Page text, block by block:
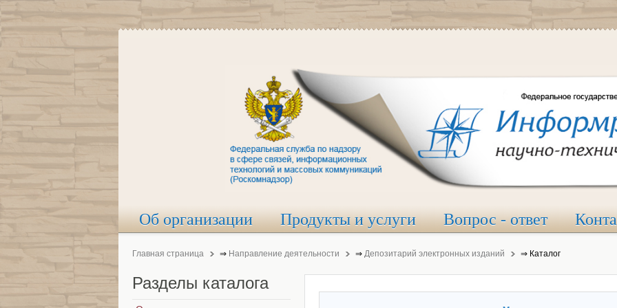
Об организации Продукты и услуги Вопрос - ответ
Главная страница ⇒ Направление деятельности ⇒ Депозитарий электронных изданий ⇒ Каталог
Разделы каталога